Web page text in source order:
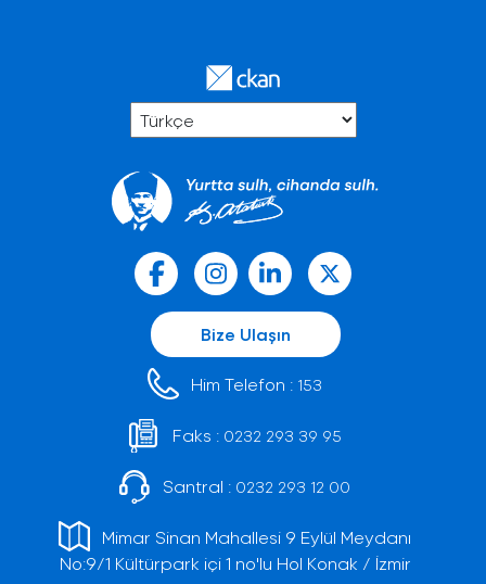
Bize Ulaşın
Him Telefon : 153
Faks : 0232 293 39 95
Santral : 0232 293 12 00
Mimar Sinan Mahallesi 9 Eylül Meydanı
No:9/1 Kültürpark içi 1 no'lu Hol Konak / İzmir